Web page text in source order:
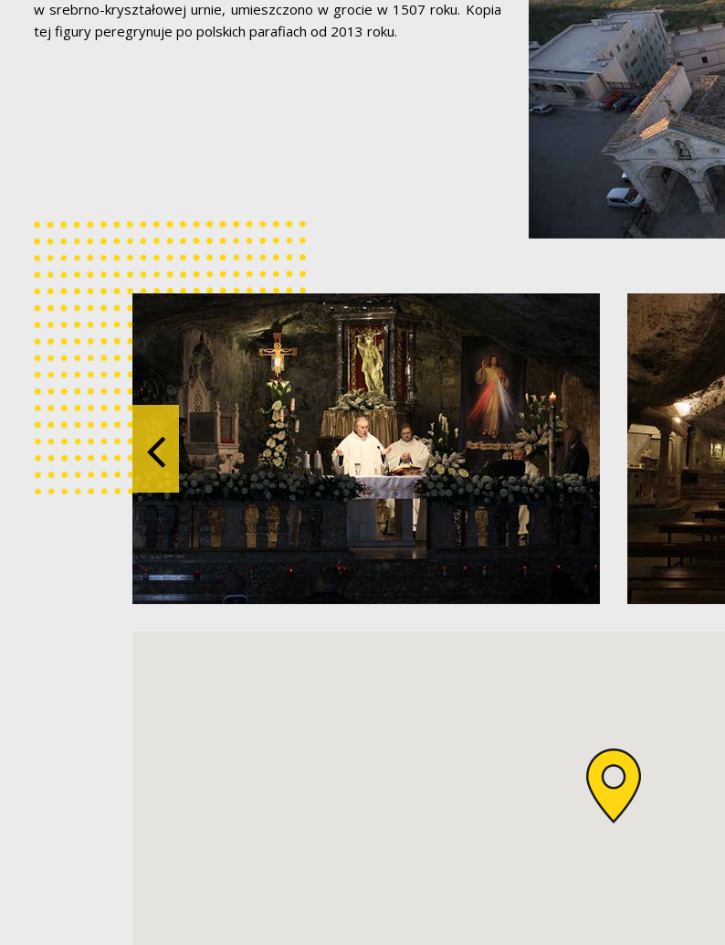
w srebrno-kryształowej urnie, umieszczono w grocie w 1507 roku. Kopia
tej figury peregrynuje po polskich parafiach od 2013 roku.